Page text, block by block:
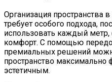
Организация пространства
требует особого подхода,
использовать каждый метр,
комфорт. С помощью
премиальных решений
пространство
эстетичным.